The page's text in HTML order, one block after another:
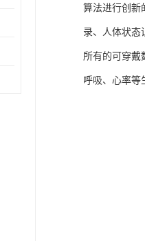
算法进行创新
录、人体状态
所有的可穿戴
呼吸、心率等